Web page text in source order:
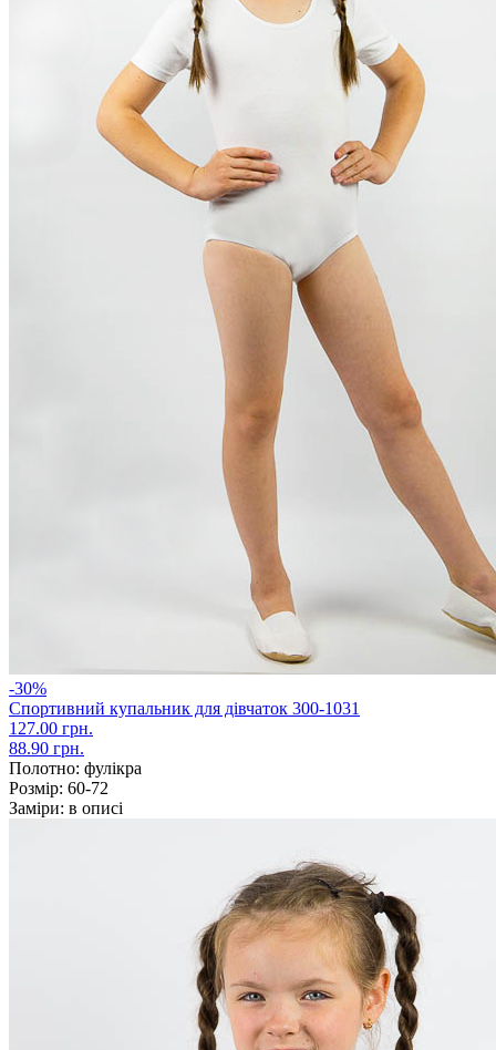
-30%
Спортивний купальник для дівчаток 300-1031
127.00 грн.
88.90 грн.
Полотно: фулікра
Розмір: 60-72
Заміри: в описі